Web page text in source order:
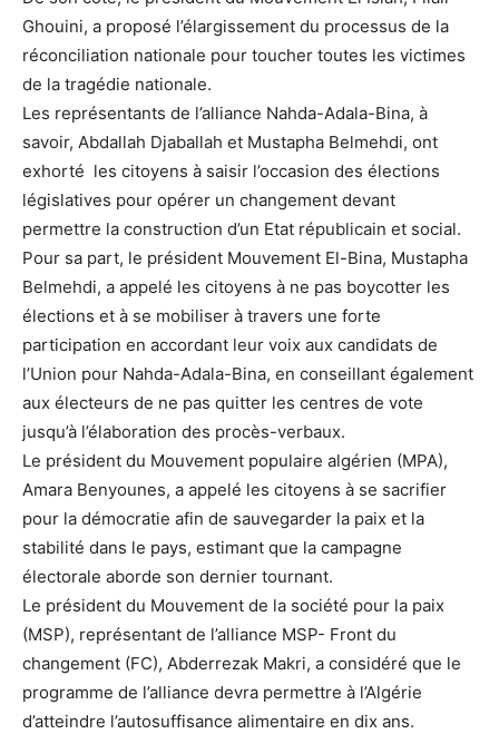
Ghouini, a proposé l’élargissement du processus de la
réconciliation nationale pour toucher toutes les victimes
de la tragédie nationale.
Les représentants de l’alliance Nahda-Adala-Bina, à
savoir, Abdallah Djaballah et Mustapha Belmehdi, ont
exhorté les citoyens à saisir l’occasion des élections
législatives pour opérer un changement devant
permettre la construction d’un Etat républicain et social.
Pour sa part, le président Mouvement El-Bina, Mustapha
Belmehdi, a appelé les citoyens à ne pas boycotter les
élections et à se mobiliser à travers une forte
participation en accordant leur voix aux candidats de
l’Union pour Nahda-Adala-Bina, en conseillant également
aux électeurs de ne pas quitter les centres de vote
jusqu’à l’élaboration des procès-verbaux.
Le président du Mouvement populaire algérien (MPA),
Amara Benyounes, a appelé les citoyens à se sacrifier
pour la démocratie afin de sauvegarder la paix et la
stabilité dans le pays, estimant que la campagne
électorale aborde son dernier tournant.
Le président du Mouvement de la société pour la paix
(MSP), représentant de l’alliance MSP- Front du
changement (FC), Abderrezak Makri, a considéré que le
programme de l’alliance devra permettre à l’Algérie
d’atteindre l’autosuffisance alimentaire en dix ans.